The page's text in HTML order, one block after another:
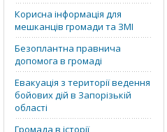
Корисна інформація для
мешканців громади та ЗМІ
Безоплантна правнича
допомога в громаді
Евакуація з території ведення
бойових дій в Запорізькій
області
Громада в історії